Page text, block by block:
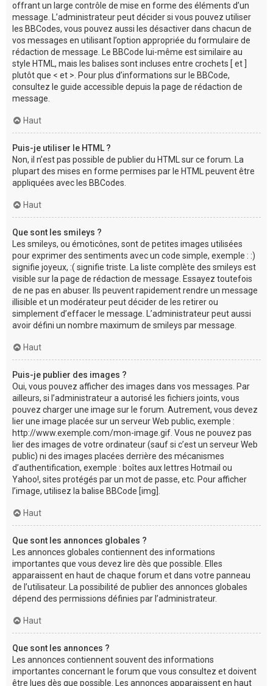
offrant un large contrôle de mise en forme des éléments d’un
message. L’administrateur peut décider si vous pouvez utiliser
les BBCodes, vous pouvez aussi les désactiver dans chacun de
vos messages en utilisant l’option appropriée du formulaire de
rédaction de message. Le BBCode lui-même est similaire au
style HTML, mais les balises sont incluses entre crochets [ et ]
plutôt que < et >. Pour plus d’informations sur le BBCode,
consultez le guide accessible depuis la page de rédaction de
message.
Haut
Puis-je utiliser le HTML ?
Non, il n’est pas possible de publier du HTML sur ce forum. La
plupart des mises en forme permises par le HTML peuvent être
appliquées avec les BBCodes.
Haut
Que sont les smileys ?
Les smileys, ou émoticônes, sont de petites images utilisées
pour exprimer des sentiments avec un code simple, exemple : :)
signifie joyeux, :( signifie triste. La liste complète des smileys est
visible sur la page de rédaction de message. Essayez toutefois
de ne pas en abuser. Ils peuvent rapidement rendre un message
illisible et un modérateur peut décider de les retirer ou
simplement d’effacer le message. L’administrateur peut aussi
avoir défini un nombre maximum de smileys par message.
Haut
Puis-je publier des images ?
Oui, vous pouvez afficher des images dans vos messages. Par
ailleurs, si l’administrateur a autorisé les fichiers joints, vous
pouvez charger une image sur le forum. Autrement, vous devez
lier une image placée sur un serveur Web public, exemple :
http://www.exemple.com/mon-image.gif. Vous ne pouvez pas
lier des images de votre ordinateur (sauf si c’est un serveur Web
public) ni des images placées derrière des mécanismes
d’authentification, exemple : boîtes aux lettres Hotmail ou
Yahoo!, sites protégés par un mot de passe, etc. Pour afficher
l’image, utilisez la balise BBCode [img].
Haut
Que sont les annonces globales ?
Les annonces globales contiennent des informations
importantes que vous devez lire dès que possible. Elles
apparaissent en haut de chaque forum et dans votre panneau
de l’utilisateur. La possibilité de publier des annonces globales
dépend des permissions définies par l’administrateur.
Haut
Que sont les annonces ?
Les annonces contiennent souvent des informations
importantes concernant le forum que vous consultez et doivent
être lues dès que possible. Les annonces apparaissent en haut